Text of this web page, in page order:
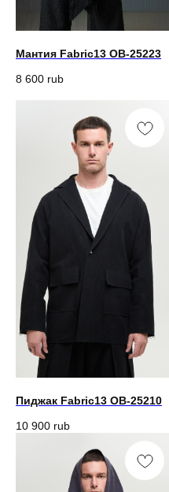
Мантия Fabric13 OB-25223
8 600 rub
Пиджак Fabric13 OB-25210
10 900 rub